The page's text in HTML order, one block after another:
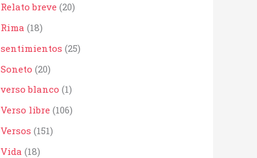
Relato breve (20)
Rima (18)
sentimientos (25)
Soneto (20)
verso blanco (1)
Verso libre (106)
Versos (151)
Vida (18)